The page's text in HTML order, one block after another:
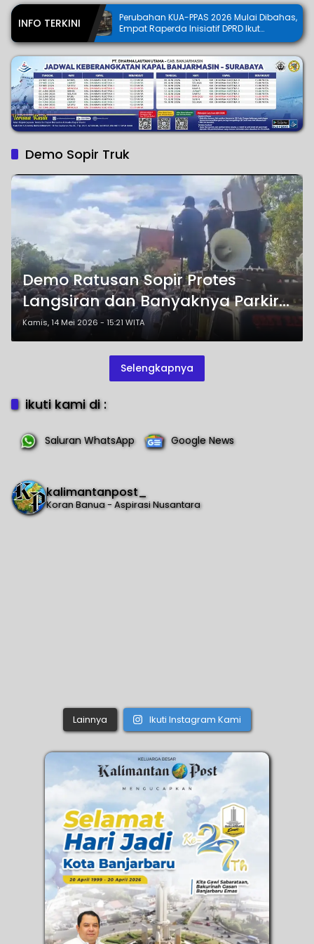
INFO TERKINI
Perubahan KUA-PPAS 2026 Mulai Dibahas,
Empat Raperda Inisiatif DPRD Ikut
Digodok
Bupati
Demo Sopir Truk
Demo Ratusan Sopir Protes
Langsiran dan Banyaknya Parkir
Diduga Sarang Pungli di SPBU
Kamis, 14 Mei 2026 - 15:21 WITA
Selengkapnya
ikuti kami di :
Saluran WhatsApp Google News
kalimantanpost_
Koran Banua - Aspirasi Nusantara
Lainnya Ikuti Instagram Kami